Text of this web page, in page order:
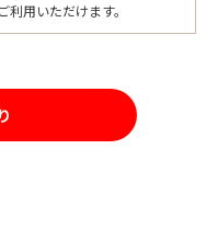
用いただけます。